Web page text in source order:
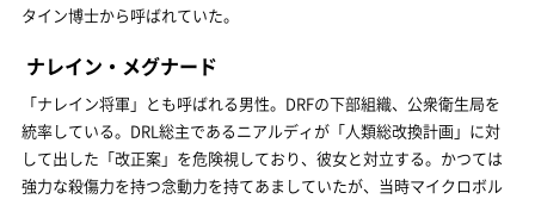
タイン博士から呼ばれていた。
ナレイン・メグナード
「ナレイン将軍」とも呼ばれる男性。DRFの下部組織、公衆衛生局を
統率している。DRL総主であるニアルディが「人類総改換計画」に対
して出した「改正案」を危険視しており、彼女と対立する。かつては
強力な殺傷力を持つ念動力を持てあましていたが、当時マイクロボル